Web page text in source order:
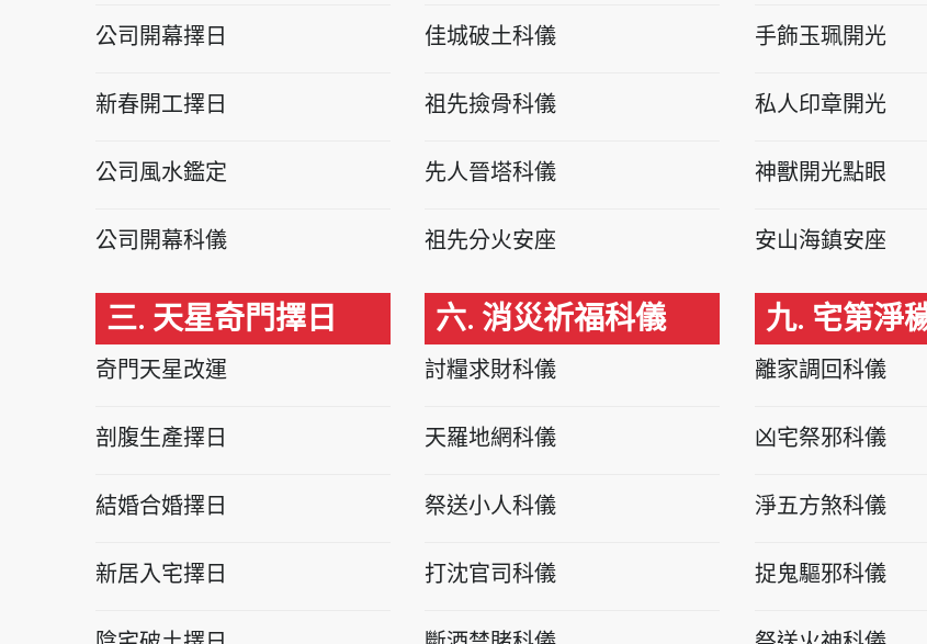
公司開幕擇日
新春開工擇日
公司風水鑑定
公司開幕科儀
三. 天星奇門擇日
奇門天星改運
剖腹生產擇日
結婚合婚擇日
新居入宅擇日
佳城破土科儀
祖先撿骨科儀
先人晉塔科儀
祖先分火安座
六. 消災祈福科儀
討糧求財科儀
天羅地網科儀
祭送小人科儀
打沈官司科儀
手飾玉珮開光
私人印章開光
神獸開光點眼
安山海鎮安座
九. 宅第淨
離家調回科儀
凶宅祭邪科儀
淨五方煞科儀
捉鬼驅邪科儀